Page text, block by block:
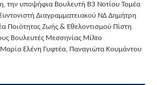
την υποψήφια Βουλευτή Β3 Νοτίου Τομέα
Διαγραμματειακού ΝΔ Δημήτρη
Ποιότητας Ζωής & Εθελοντισμού Πίστη
Βουλευτές Μεσσηνίας Μίλτο
Ελένη Γυφτέα, Παναγιώτα Κουμάντου